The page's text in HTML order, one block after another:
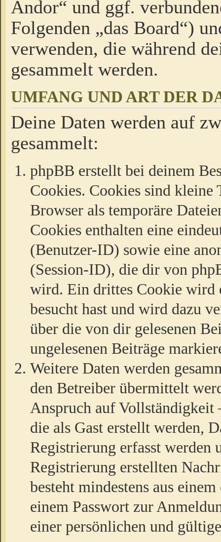
Andor“ und ggf.
Folgenden „das Board“)
verwenden, die während
gesammelt werden.
UMFANG UND ART DER
Deine Daten werden auf
gesammelt:
phpBB erstellt bei deinem
Cookies. Cookies sind kleine
Browser als temporäre
Cookies enthalten eine
(Benutzer-ID) sowie eine
(Session-ID), die dir von
wird. Ein drittes Cookie wird
besucht hast und wird dazu
über die von dir gelesenen
ungelesenen Beiträge
Weitere Daten werden
den Betreiber übermittelt
Anspruch auf
die als Gast erstellt werden,
Registrierung erfasst werden
Registrierung erstellten
besteht mindestens aus
einem Passwort zur
einer persönlichen und